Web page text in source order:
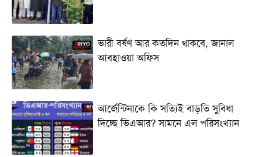
ভারী বর্ষণ আর কতদিন থাকবে, জানাল
আবহাওয়া অফিস
আর্জেন্টিনাকে কি সত্যিই বাড়তি সুবিধা
দিচ্ছে ভিএআর? সামনে এল পরিসংখ্যান